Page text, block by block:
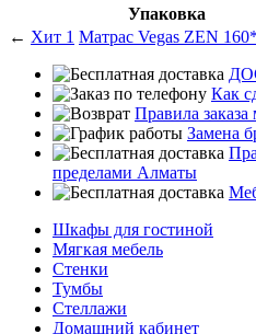
Упаковка
← Хит 1 Матрас Vegas ZEN
Как
Правила заказа
Замена
пределами Алматы
Шкафы для гостиной
Мягкая мебель
Стенки
Тумбы
Стеллажи
Домашний кабинет